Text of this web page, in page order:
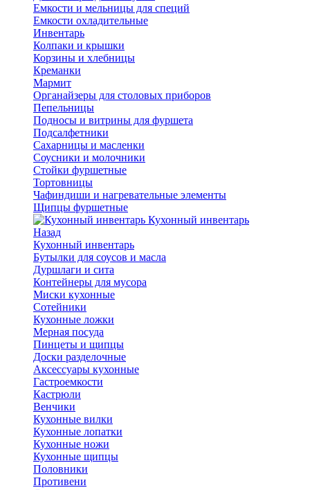
Емкости и мельницы для специй
Емкости охладительные
Инвентарь
Колпаки и крышки
Корзины и хлебницы
Креманки
Мармит
Органайзеры для столовых приборов
Пепельницы
Подносы и витрины для фуршета
Подсалфетники
Сахарницы и масленки
Соусники и молочники
Стойки фуршетные
Тортовницы
Чафиндиши и нагревательные элементы
Щипцы фуршетные
Кухонный инвентарь
Назад
Кухонный инвентарь
Бутылки для соусов и масла
Дуршлаги и сита
Контейнеры для мусора
Миски кухонные
Сотейники
Кухонные ложки
Мерная посуда
Пинцеты и щипцы
Доски разделочные
Аксессуары кухонные
Гастроемкости
Кастрюли
Венчики
Кухонные вилки
Кухонные лопатки
Кухонные ножи
Кухонные щипцы
Половники
Противени